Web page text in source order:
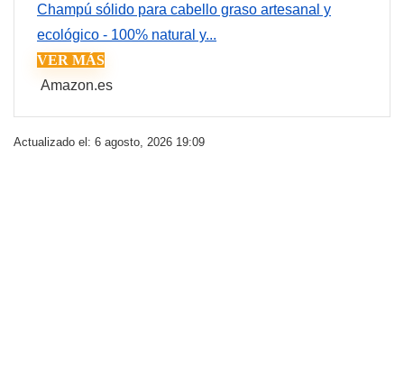
Champú sólido para cabello graso artesanal y
ecológico - 100% natural y...
VER MÁS
Amazon.es
Actualizado el: 6 agosto, 2026 19:09